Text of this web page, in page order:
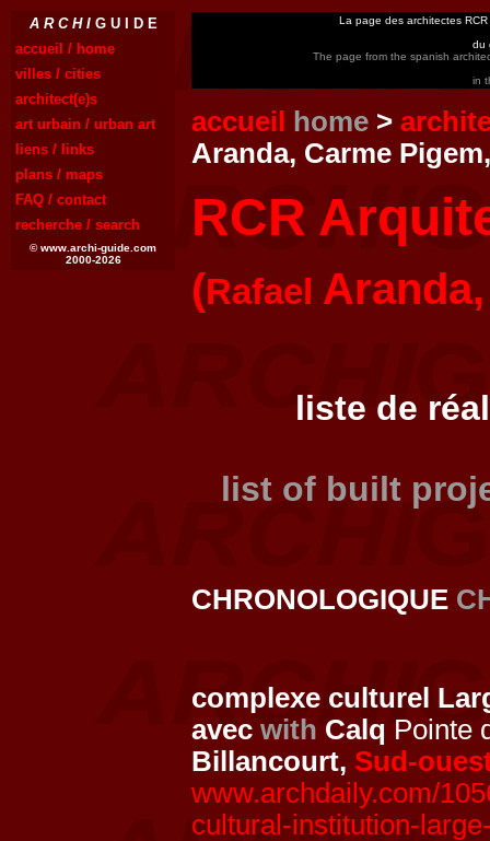
A R C H IG U I D E
accueil / home
villes / cities
architect(e)s
art urbain / urban art
liens / links
plans / maps
FAQ / contact
recherche / search
© www.archi-guide.com
2000-2026
La page des architectes
du
The page from the spanish
in
accueil home >
Aranda, Carme
RCR
(Rafael
liste de
list of built
CHRONOLOGIQUE
complexe culturel
avec with Calq Pointe
Billancourt, Sud-
www.archdaily.com/
cultural-institution-